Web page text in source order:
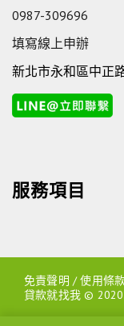
0987-309696
填寫線上申辦
新北市永和區中正
服務項目
免責聲明 /使用條
貸款就找我 ©